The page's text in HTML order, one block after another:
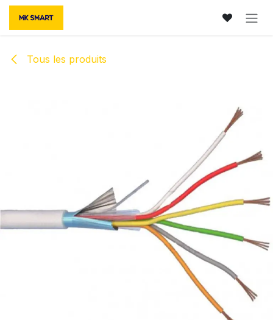
Se rendre au contenu
Tous les produits